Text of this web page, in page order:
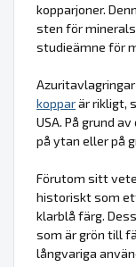
kopparjoner.
sten för
studieämne för
kopparär rikligt,
USA. På grund
på ytan eller på
Förutom sitt
historiskt som
klarblå färg.
som är grön till
långvariga